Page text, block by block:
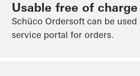
Usable free of charge
Schüco Ordersoft can be
service portal for orders.